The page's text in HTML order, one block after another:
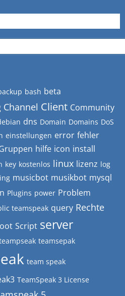
bash beta
Channel Client Community
dns Domain Domains DoS
einstellungen error fehler
hilfe icon install
key kostenlos linux lizenz log
musicbot musikbot mysql
Plugins power Problem
teamspeak query Rechte
Script server
teamsepak
team speak
TeamSpeak 3 License